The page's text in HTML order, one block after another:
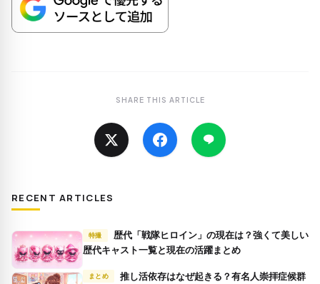
SHARE THIS ARTICLE
RECENT ARTICLES
特撮
歴代キャスト一覧と現在の活躍まとめ
まとめ
推し活依存はなぜ起きる？有名人崇拝症候群